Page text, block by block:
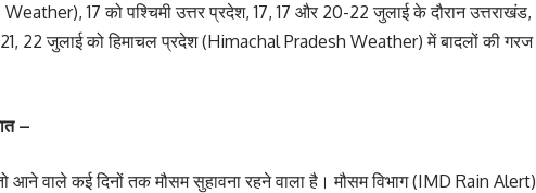
Weather), 17 को पश्चिमी उत्तर प्रदेश, 17, 17 और 20-22 जुलाई के दौरान उत्तराखंड,
21, 22 जुलाई को हिमाचल प्रदेश (Himachal Pradesh Weather) में बादलों की गरज
–
आने वाले कई दिनों तक मौसम सुहावना रहने वाला है। मौसम विभाग (IMD Rain Alert)